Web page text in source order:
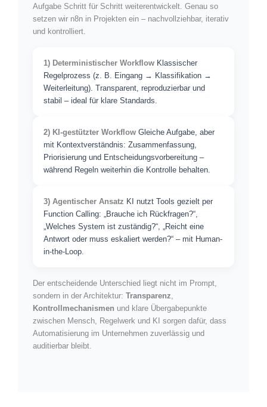
Aufgabe Schritt für Schritt weiterentwickelt. Genau so
setzen wir n8n in Projekten ein – nachvollziehbar, iterativ
und kontrolliert.
1) Deterministischer Workflow Klassischer
Regelprozess (z. B. Eingang → Klassifikation →
Weiterleitung). Transparent, reproduzierbar und
stabil – ideal für klare Standards.
2) KI-gestützter Workflow Gleiche Aufgabe, aber
mit Kontextverständnis: Zusammenfassung,
Priorisierung und Entscheidungsvorbereitung –
während Regeln weiterhin die Kontrolle behalten.
3) Agentischer Ansatz KI nutzt Tools gezielt per
Function Calling: „Brauche ich Rückfragen?“,
„Welches System ist zuständig?“, „Reicht eine
Antwort oder muss eskaliert werden?“ – mit Human-
in-the-Loop.
Der entscheidende Unterschied liegt nicht im Prompt,
sondern in der Architektur: Transparenz,
Kontrollmechanismen und klare Übergabepunkte
zwischen Mensch, Regelwerk und KI sorgen dafür, dass
Automatisierung im Unternehmen zuverlässig und
auditierbar bleibt.